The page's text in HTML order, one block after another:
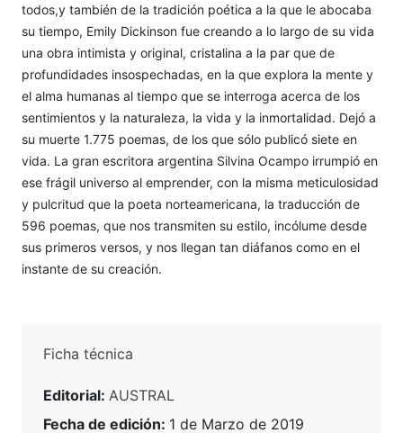
todos,y también de la tradición poética a la que le abocaba
su tiempo, Emily Dickinson fue creando a lo largo de su vida
una obra intimista y original, cristalina a la par que de
profundidades insospechadas, en la que explora la mente y
el alma humanas al tiempo que se interroga acerca de los
sentimientos y la naturaleza, la vida y la inmortalidad. Dejó a
su muerte 1.775 poemas, de los que sólo publicó siete en
vida. La gran escritora argentina Silvina Ocampo irrumpió en
ese frágil universo al emprender, con la misma meticulosidad
y pulcritud que la poeta norteamericana, la traducción de
596 poemas, que nos transmiten su estilo, incólume desde
sus primeros versos, y nos llegan tan diáfanos como en el
instante de su creación.
Ficha técnica
Editorial: AUSTRAL
Fecha de edición: 1 de Marzo de 2019